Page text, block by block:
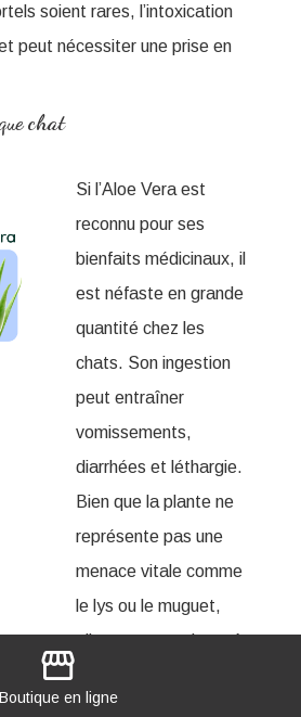
soient rares, l’intoxication
peut nécessiter une prise en
chat
Si l’Aloe Vera est
reconnu pour ses
bienfaits médicinaux, il
est néfaste en grande
quantité chez les
chats. Son ingestion
peut entraîner
vomissements,
diarrhées et léthargie.
Bien que la plante ne
représente pas une
menace vitale comme
le lys ou le muguet,
elle reste une plante à
grande quantité, car il
storefront
Boutique en ligne